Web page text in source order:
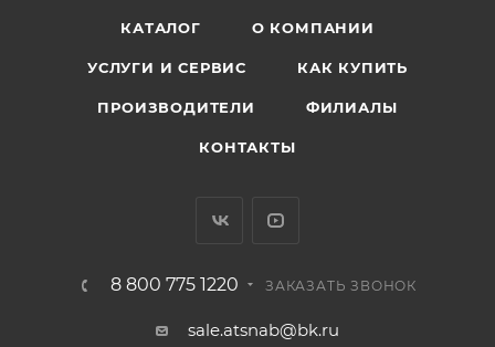
КАТАЛОГ О КОМПАНИИ
УСЛУГИ И СЕРВИС КАК КУПИТЬ
ПРОИЗВОДИТЕЛИ ФИЛИАЛЫ
КОНТАКТЫ
8 800 775 1220 ЗАКАЗАТЬ ЗВОНОК
sale.atsnab@bk.ru